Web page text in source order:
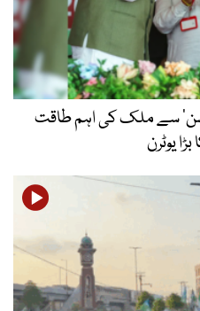
سے ملک کی اہم طاقت
یوٹرن